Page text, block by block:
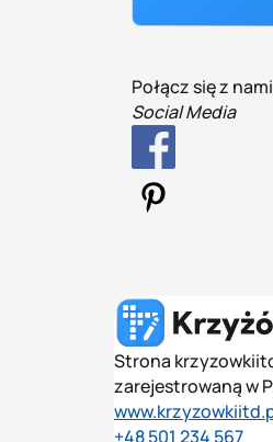
Połącz się z
Social Media
Strona
zarejestrowaną w
+48 501 234 567